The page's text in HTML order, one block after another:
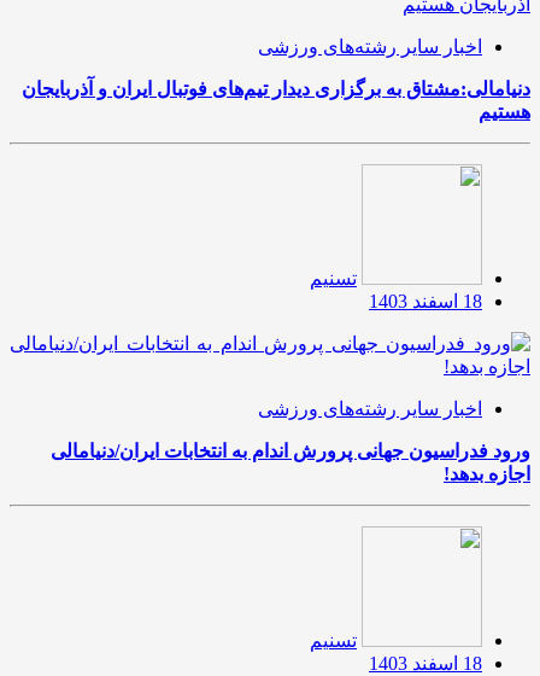
اخبار سایر رشته‌های ورزشی
دنیامالی:مشتاق به برگزاری دیدار تیم‌های فوتبال ایران و آذربایجان
هستیم
تسنیم
18 اسفند 1403
اخبار سایر رشته‌های ورزشی
ورود فدراسیون جهانی پرورش اندام به انتخابات ایران/دنیامالی
اجازه بدهد!
تسنیم
18 اسفند 1403